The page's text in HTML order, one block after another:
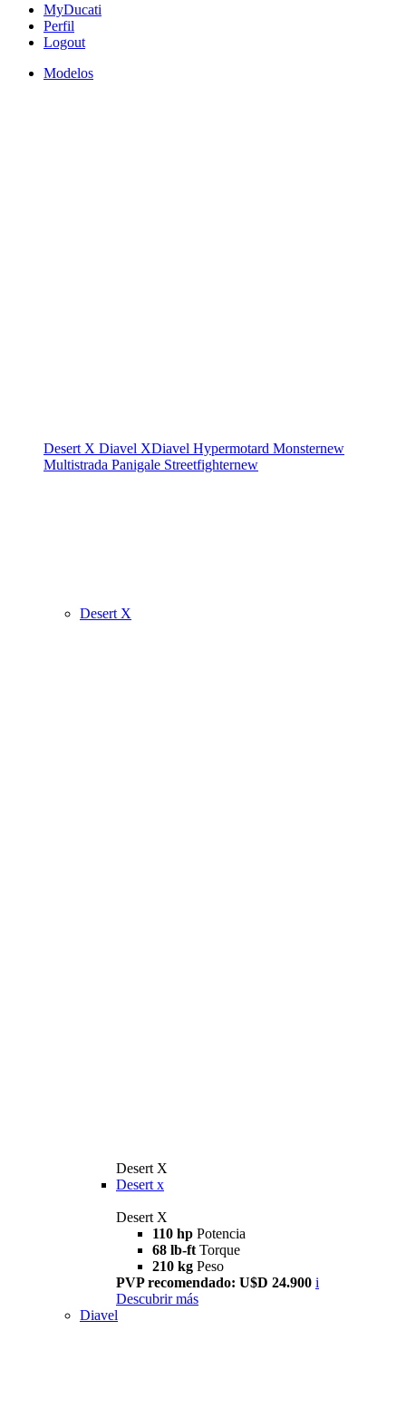
MyDucati
Perfil
Logout
Modelos
Desert X Diavel XDiavel Hypermotard Monsternew
Multistrada Panigale Streetfighternew
Desert X
Desert X
Desert x
Desert X
110 hp Potencia
68 lb-ft Torque
210 kg Peso
PVP recomendado: U$D 24.900 i
Descubrir más
Diavel